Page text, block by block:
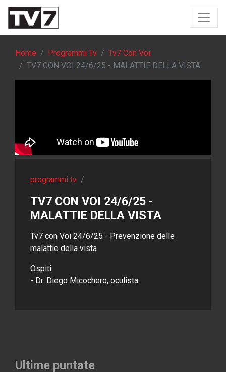
Home Programmi Tv
Tv7 Con Voi
TV7 CON VOI 24/6/25 - MALATTIE DELLA VISTA
programmi tv /
TV7 CON VOI 24/6/25 -
MALATTIE DELLA VISTA
Tv7 con Voi 24/6/25 - Prevenzione delle
malattie della vista
Ospiti:
- Dr. Diego Micochero, oculista
Ultime puntate